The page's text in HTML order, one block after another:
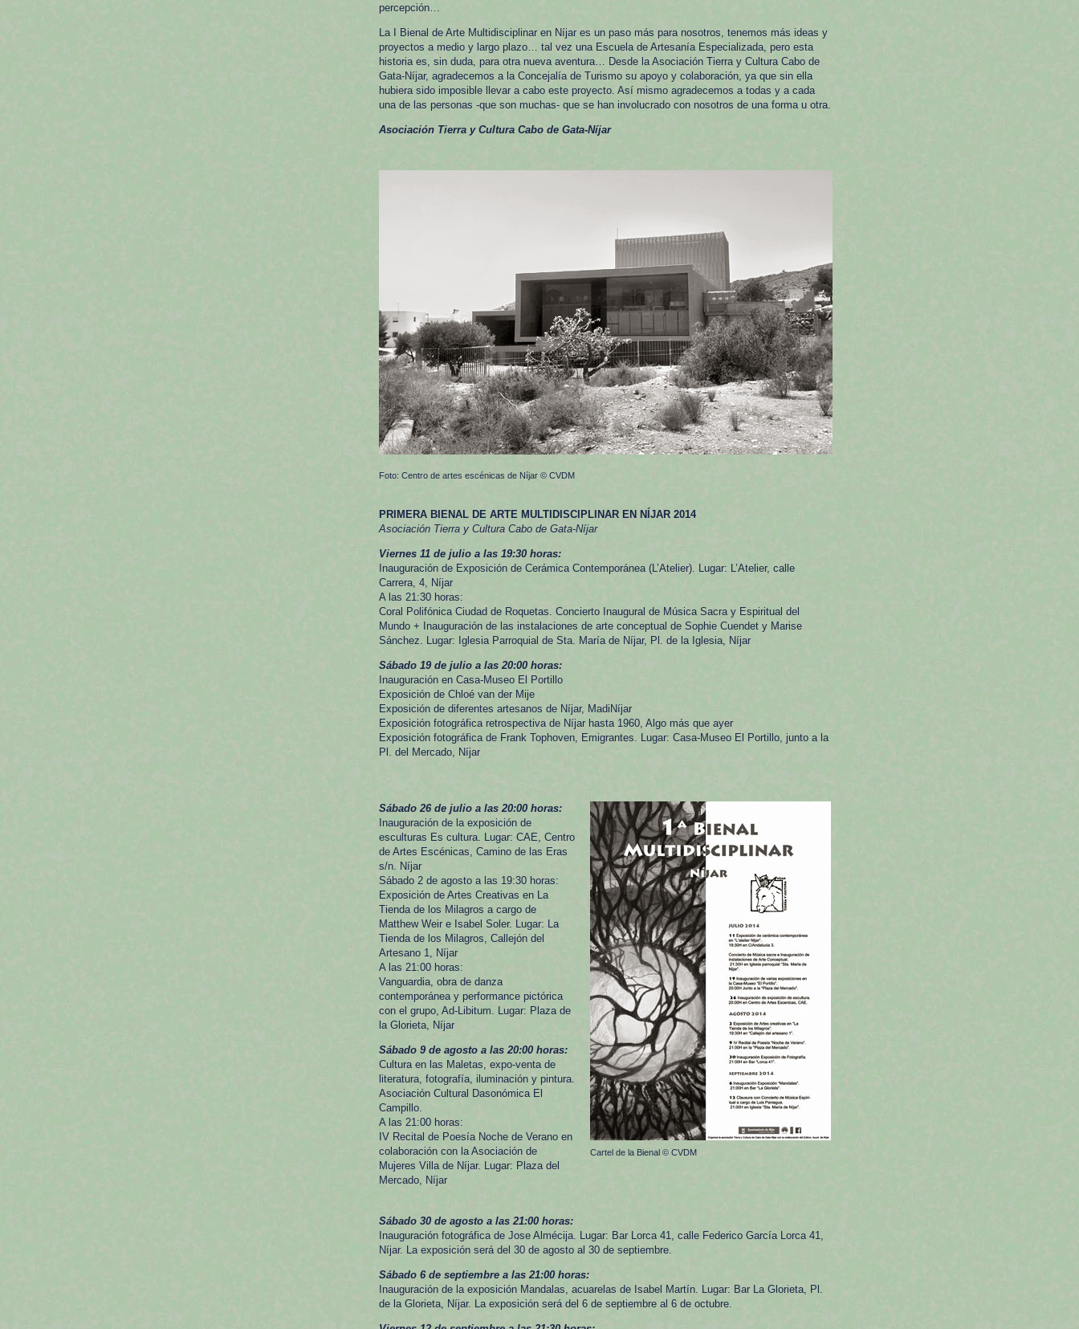
percepción…
La I Bienal de Arte Multidisciplinar en Níjar es un paso más para nosotros, tenemos más ideas y
proyectos a medio y largo plazo… tal vez una Escuela de Artesanía Especializada, pero esta
historia es, sin duda, para otra nueva aventura… Desde la Asociación Tierra y Cultura Cabo de
Gata-Níjar, agradecemos a la Concejalía de Turismo su apoyo y colaboración, ya que sin ella
hubiera sido imposible llevar a cabo este proyecto. Así mismo agradecemos a todas y a cada
una de las personas -que son muchas- que se han involucrado con nosotros de una forma u otra.
Asociación Tierra y Cultura Cabo de Gata-Níjar
Foto: Centro de artes escénicas de Níjar © CVDM
PRIMERA BIENAL DE ARTE MULTIDISCIPLINAR EN NÍJAR 2014
Asociación Tierra y Cultura Cabo de Gata-Níjar
Viernes 11 de julio a las 19:30 horas:
Inauguración de Exposición de Cerámica Contemporánea (L’Atelier). Lugar: L’Atelier, calle
Carrera, 4, Níjar
A las 21:30 horas:
Coral Polifónica Ciudad de Roquetas. Concierto Inaugural de Música Sacra y Espiritual del
Mundo + Inauguración de las instalaciones de arte conceptual de Sophie Cuendet y Marise
Sánchez. Lugar: Iglesia Parroquial de Sta. María de Níjar, Pl. de la Iglesia, Níjar
Sábado 19 de julio a las 20:00 horas:
Inauguración en Casa-Museo El Portillo
Exposición de Chloé van der Mije
Exposición de diferentes artesanos de Níjar, MadiNíjar
Exposición fotográfica retrospectiva de Níjar hasta 1960, Algo más que ayer
Exposición fotográfica de Frank Tophoven, Emigrantes. Lugar: Casa-Museo El Portillo, junto a la
Pl. del Mercado, Níjar
Sábado 26 de julio a las 20:00 horas:
Inauguración de la exposición de
esculturas Es cultura. Lugar: CAE, Centro
de Artes Escénicas, Camino de las Eras
s/n. Níjar
Sábado 2 de agosto a las 19:30 horas:
Exposición de Artes Creativas en La
Tienda de los Milagros a cargo de
Matthew Weir e Isabel Soler. Lugar: La
Tienda de los Milagros, Callejón del
Artesano 1, Níjar
A las 21:00 horas:
Vanguardia, obra de danza
contemporánea y performance pictórica
con el grupo, Ad-Libitum. Lugar: Plaza de
la Glorieta, Níjar
Sábado 9 de agosto a las 20:00 horas:
Cultura en las Maletas, expo-venta de
literatura, fotografía, iluminación y pintura.
Asociación Cultural Dasonómica El
Campillo.
A las 21:00 horas:
IV Recital de Poesía Noche de Verano en
colaboración con la Asociación de
Mujeres Villa de Níjar. Lugar: Plaza del
Mercado, Níjar
Cartel de la Bienal © CVDM
Sábado 30 de agosto a las 21:00 horas:
Inauguración fotográfica de Jose Almécija. Lugar: Bar Lorca 41, calle Federico García Lorca 41,
Níjar. La exposición será del 30 de agosto al 30 de septiembre.
Sábado 6 de septiembre a las 21:00 horas:
Inauguración de la exposición Mandalas, acuarelas de Isabel Martín. Lugar: Bar La Glorieta, Pl.
de la Glorieta, Níjar. La exposición será del 6 de septiembre al 6 de octubre.